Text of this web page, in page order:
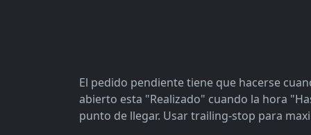
El pedido pendiente tiene que hacerse
abierto esta "Realizado" cuando la hora
punto de llegar. Usar trailing-stop para